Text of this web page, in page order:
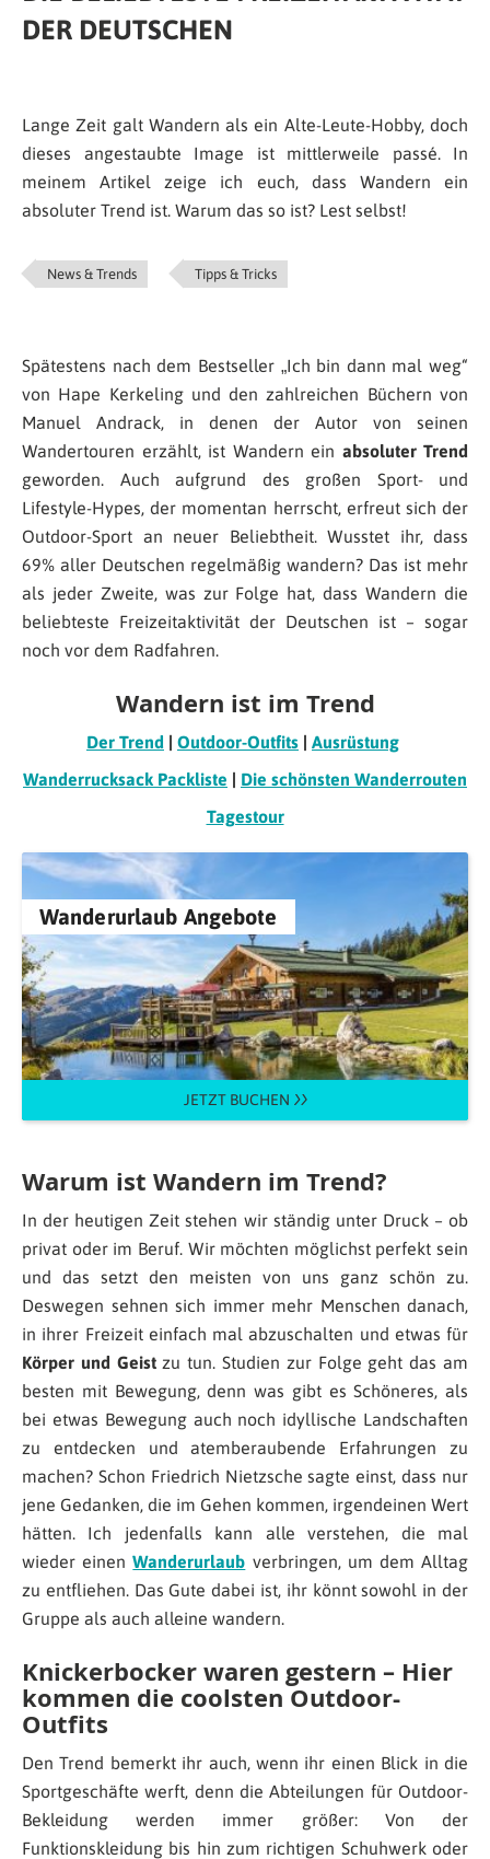
DER DEUTSCHEN
Lange Zeit galt Wandern als ein Alte-Leute-Hobby, doch
dieses angestaubte Image ist mittlerweile passé. In
meinem Artikel zeige ich euch, dass Wandern ein
absoluter Trend ist. Warum das so ist? Lest selbst!
News & Trends Tipps & Tricks
Spätestens nach dem Bestseller „Ich bin dann mal weg“
von Hape Kerkeling und den zahlreichen Büchern von
Manuel Andrack, in denen der Autor von seinen
Wandertouren erzählt, ist Wandern ein absoluter Trend
geworden. Auch aufgrund des großen Sport- und
Lifestyle-Hypes, der momentan herrscht, erfreut sich der
Outdoor-Sport an neuer Beliebtheit. Wusstet ihr, dass
69% aller Deutschen regelmäßig wandern? Das ist mehr
als jeder Zweite, was zur Folge hat, dass Wandern die
beliebteste Freizeitaktivität der Deutschen ist – sogar
noch vor dem Radfahren.
Wandern ist im Trend
Der Trend | Outdoor-Outfits | Ausrüstung
Wanderrucksack Packliste | Die schönsten Wanderrouten
Tagestour
Wanderurlaub Angebote
JETZT BUCHEN
Warum ist Wandern im Trend?
In der heutigen Zeit stehen wir ständig unter Druck – ob
privat oder im Beruf. Wir möchten möglichst perfekt sein
und das setzt den meisten von uns ganz schön zu.
Deswegen sehnen sich immer mehr Menschen danach,
in ihrer Freizeit einfach mal abzuschalten und etwas für
Körper und Geistzu tun. Studien zur Folge geht das am
besten mit Bewegung, denn was gibt es Schöneres, als
bei etwas Bewegung auch noch idyllische Landschaften
zu entdecken und atemberaubende Erfahrungen zu
machen? Schon Friedrich Nietzsche sagte einst, dass nur
jene Gedanken, die im Gehen kommen, irgendeinen Wert
hätten. Ich jedenfalls kann alle verstehen, die mal
wieder einenWanderurlaub verbringen, um dem Alltag
zu entfliehen. Das Gute dabei ist, ihr könnt sowohl in der
Gruppe als auch alleine wandern.
Knickerbocker waren gestern – Hier
kommen die coolsten Outdoor-
Outfits
Den Trend bemerkt ihr auch, wenn ihr einen Blick in die
Sportgeschäfte werft, denn die Abteilungen für Outdoor-
Bekleidung werden immer größer: Von der
Funktionskleidung bis hin zum richtigen Schuhwerk oder